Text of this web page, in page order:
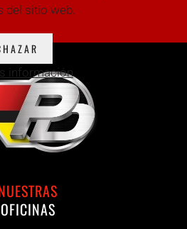
OFICINAS
del sitio web.
información